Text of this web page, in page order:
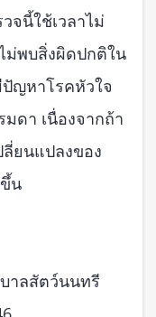
จนี้ใช้เวลาไม่
ม่พบสิ่งผิดปกติใน
ญหาโรคหัวใจ
ดา เนื่องจากถ้า
ยนแปลงของ
น
าลสัตว์นนทรี